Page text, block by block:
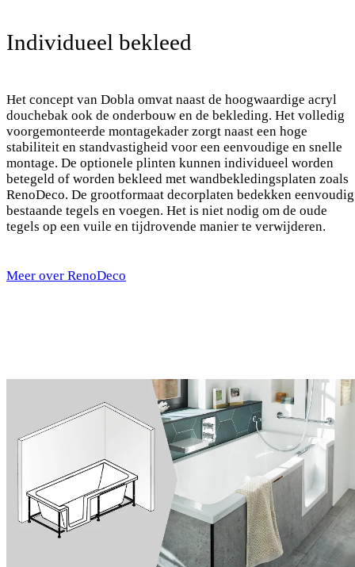
Individueel bekleed
Het concept van Dobla omvat naast de hoogwaardige acryl
douchebak ook de onderbouw en de bekleding. Het volledig
voorgemonteerde montagekader zorgt naast een hoge
stabiliteit en standvastigheid voor een eenvoudige en snelle
montage. De optionele plinten kunnen individueel worden
betegeld of worden bekleed met wandbekledingsplaten zoals
RenoDeco. De grootformaat decorplaten bedekken eenvoudig
bestaande tegels en voegen. Het is niet nodig om de oude
tegels op een vuile en tijdrovende manier te verwijderen.
Meer over RenoDeco